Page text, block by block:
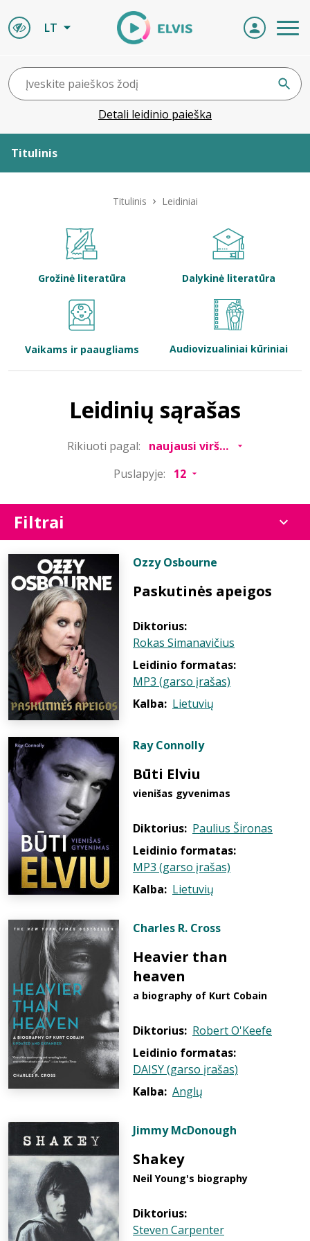
LT
Detali leidinio paieška
Titulinis
Bibliotekoms
Titulinis Leidiniai
Grožinė literatūra Dalykinė literatūra
Vaikams ir paaugliams Audiovizualiniai kūriniai
Leidinių sąrašas
Rikiuoti pagal:
Puslapyje:
Filtrai
Ozzy Osbourne
Paskutinės apeigos
Diktorius:
Rokas Simanavičius
Leidinio formatas:
MP3 (garso įrašas)
Kalba: Lietuvių
Ray Connolly
Būti Elviu
vienišas gyvenimas
Diktorius: Paulius Šironas
Leidinio formatas:
MP3 (garso įrašas)
Kalba: Lietuvių
Charles R. Cross
Heavier than
heaven
a biography of Kurt Cobain
Diktorius: Robert O'Keefe
Leidinio formatas:
DAISY (garso įrašas)
Kalba: Anglų
Jimmy McDonough
Shakey
Neil Young's biography
Diktorius:
Steven Carpenter